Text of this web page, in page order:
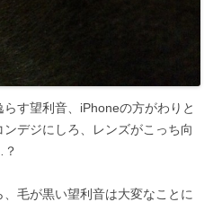
す望利音、iPhoneの方がわりと
デジにしろ、レンズがこっち向
毛が黒い望利音は大変なことに